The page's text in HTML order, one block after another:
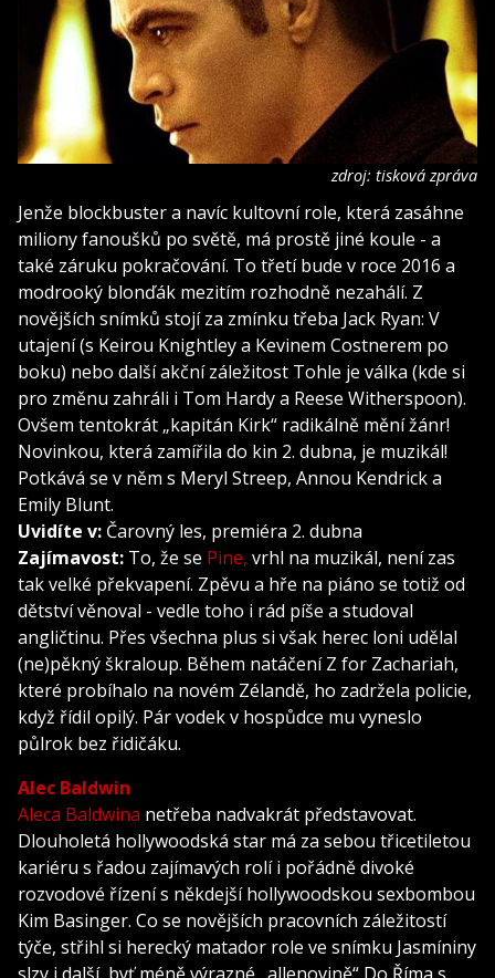
zdroj: tisková zpráva
Jenže blockbuster a navíc kultovní role, která zasáhne
miliony fanoušků po světě, má prostě jiné koule - a
také záruku pokračování. To třetí bude v roce 2016 a
modrooký blonďák mezitím rozhodně nezahálí. Z
novějších snímků stojí za zmínku třeba Jack Ryan: V
utajení (s Keirou Knightley a Kevinem Costnerem po
boku) nebo další akční záležitost Tohle je válka (kde si
pro změnu zahráli i Tom Hardy a Reese Witherspoon).
Ovšem tentokrát „kapitán Kirk“ radikálně mění žánr!
Novinkou, která zamířila do kin 2. dubna, je muzikál!
Potkává se v něm s Meryl Streep, Annou Kendrick a
Emily Blunt.
Uvidíte v: Čarovný les, premiéra 2. dubna
Zajímavost: To, že se Pine, vrhl na muzikál, není zas
tak velké překvapení. Zpěvu a hře na piáno se totiž od
dětství věnoval - vedle toho i rád píše a studoval
angličtinu. Přes všechna plus si však herec loni udělal
(ne)pěkný škraloup. Během natáčení Z for Zachariah,
které probíhalo na novém Zélandě, ho zadržela policie,
když řídil opilý. Pár vodek v hospůdce mu vyneslo
půlrok bez řidičáku.
Alec Baldwin
Aleca Baldwina netřeba nadvakrát představovat.
Dlouholetá hollywoodská star má za sebou třicetiletou
kariéru s řadou zajímavých rolí i pořádně divoké
rozvodové řízení s někdejší hollywoodskou sexbombou
Kim Basinger. Co se novějších pracovních záležitostí
týče, střihl si herecký matador role ve snímku Jasmíniny